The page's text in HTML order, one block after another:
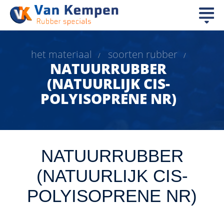
het materiaal / soorten rubber /
NATUURRUBBER
(NATUURLIJK CIS-
POLYISOPRENE NR)
NATUURRUBBER
(NATUURLIJK CIS-
POLYISOPRENE NR)